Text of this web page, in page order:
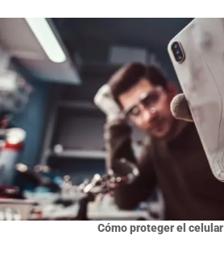
Cómo proteger el celular